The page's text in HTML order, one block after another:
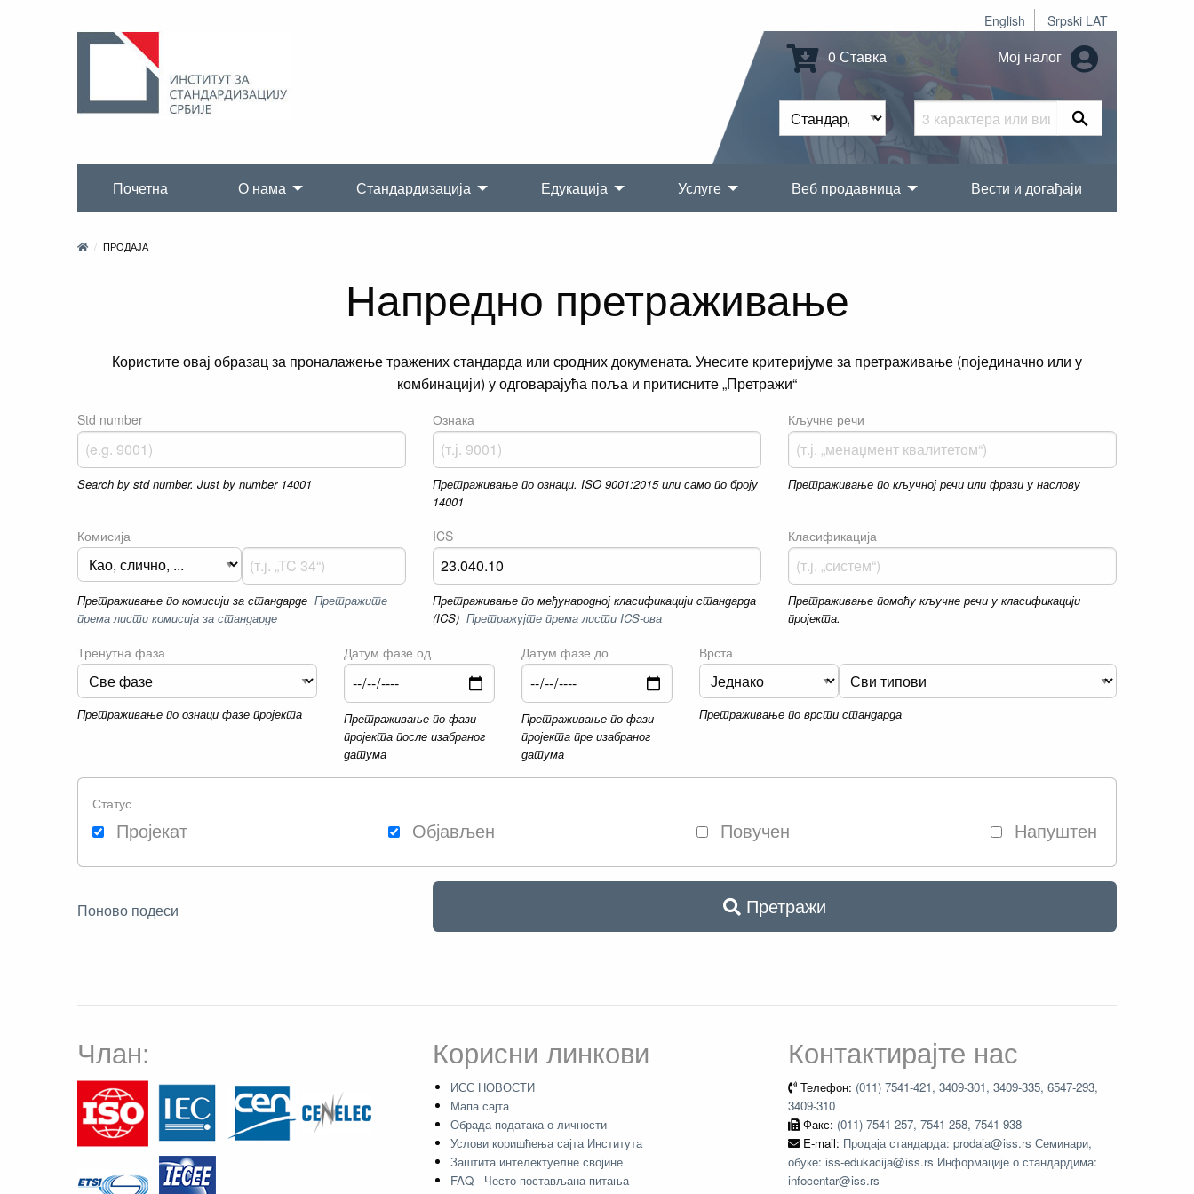
English Srpski LAT
0 Ставка Мој налог
Почетна О нама Стандардизација Едукација Услуге Веб продавница Вести и догађаји
ПРОДАЈА
Напредно претраживање
Користите овај образац за проналажење тражених стандарда или сродних докумената. Унесите критеријуме за претраживање (појединачно или у
комбинацији) у одговарајућа поља и притисните „Претражи“
Std number
Search by std number. Just by number 14001
Ознака
Претраживање по ознаци. ISO 9001:2015 или само по броју
14001
Кључне речи
Претраживање по кључној речи или фрази у наслову
Комисија
Претраживање по комисији за стандарде Претражите
према листи комисија за стандарде
ICS
Претраживање по међународној класификацији стандарда
(ICS) Претражујте према листи ICS-ова
Класификација
Претраживање помоћу кључне речи у класификацији
пројекта.
Тренутна фаза
Претраживање по ознаци фазе пројекта
Датум фазе од
Претраживање по фази
пројекта после изабраног
датума
Датум фазе до
Претраживање по фази
пројекта пре изабраног
датума
Врста
Претраживање по врсти стандарда
Статус
Пројекат Објављен Повучен Напуштен
Поново подеси Претражи
Члан: Корисни линкови
ИСС НОВОСТИ
Мапа сајта
Обрада података о личности
Услови коришћења сајта Института
Заштита интелектуелне својине
FAQ - Често постављана питања
Контактирајте нас
Телефон: (011) 7541-421, 3409-301, 3409-335, 6547-293,
3409-310
Факс: (011) 7541-257, 7541-258, 7541-938
E-mail: Продаја стандарда: prodaja@iss.rs Семинари,
обуке: iss-edukacija@iss.rs Информације о стандардима:
infocentar@iss.rs